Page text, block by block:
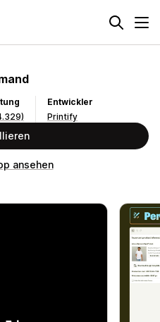
Entwickler
Printify
ansehen